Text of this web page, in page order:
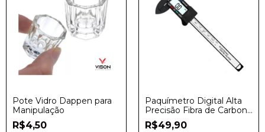
Pote Vidro Dappen para
Manipulação
R$4,50
Paquímetro Digital Alta
Precisão Fibra de Carbono
150mm
R$49,90